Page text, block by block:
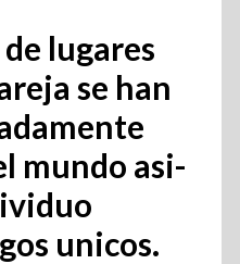
lugares
se han
mundo asi­
unicos.